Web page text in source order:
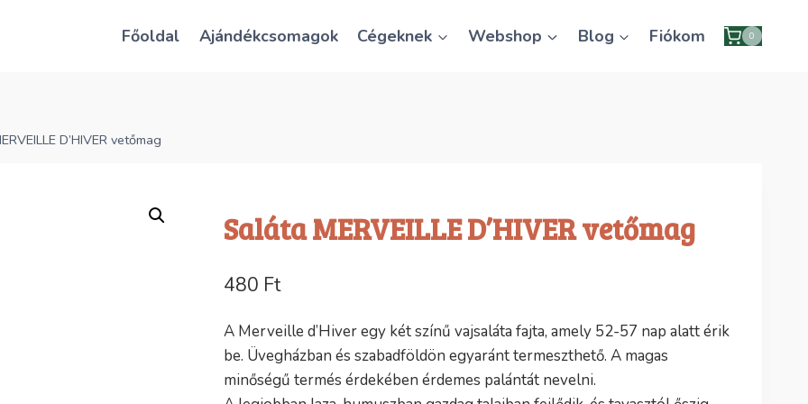
Főoldal Ajándékcsomagok Cégeknek Webshop Blog Fiókom 0
D’HIVER vetőmag
Saláta MERVEILLE D’HIVER vetőmag
480 Ft
A Merveille d’Hiver egy két színű vajsaláta fajta, amely 52-57 nap alatt érik
be. Üvegházban és szabadföldön egyaránt termeszthető. A magas
minőségű termés érdekében érdemes palántát nevelni.